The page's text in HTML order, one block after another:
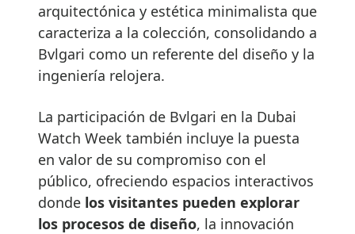
arquitectónica y estética minimalista que
caracteriza a la colección, consolidando a
Bvlgari como un referente del diseño y la
ingeniería relojera.
La participación de Bvlgari en la Dubai
Watch Week también incluye la puesta
en valor de su compromiso con el
público, ofreciendo espacios interactivos
donde los visitantes pueden explorar
los procesos de diseño, la innovación